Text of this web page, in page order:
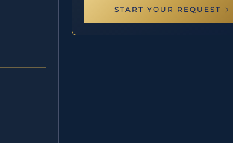
START YOUR REQUEST